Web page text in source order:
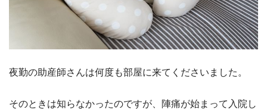
夜勤の助産師さんは何度も部屋に来てくださいました。
そのときは知らなかったのですが、陣痛が始まって入院し